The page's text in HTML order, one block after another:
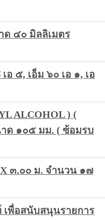
ด ๔๐ มิลลิเมตร
๕, เอ็ม ๖๐ เอ ๑, เอ
ALCOHOL ) (
ด ๑๐๕ มม. ( ซ้อมรบ
๓.๐๐ ม. จำนวน ๑๗
พื่อสนับสนุนรายการ